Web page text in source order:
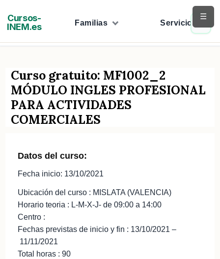
contenido
Cursos-
INEM.es
Familias Servicios
Curso gratuito: MF1002_2
MÓDULO INGLES PROFESIONAL
PARA ACTIVIDADES
COMERCIALES
Datos del curso:
Fecha inicio: 13/10/2021
Ubicación del curso : MISLATA (VALENCIA)
Horario teoria : L-M-X-J- de 09:00 a 14:00
Centro :
Fechas previstas de inicio y fin : 13/10/2021 –
11/11/2021
Total horas : 90
☰